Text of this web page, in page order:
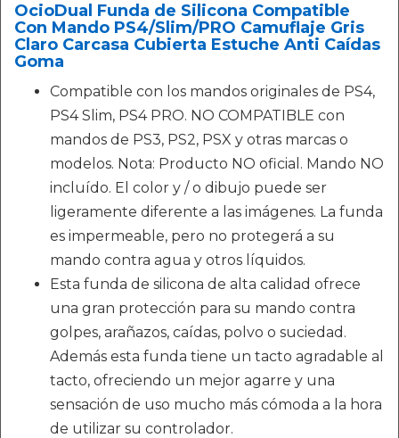
OcioDual Funda de Silicona Compatible
Con Mando PS4/Slim/PRO Camuflaje Gris
Claro Carcasa Cubierta Estuche Anti Caídas
Goma
Compatible con los mandos originales de PS4,
PS4 Slim, PS4 PRO. NO COMPATIBLE con
mandos de PS3, PS2, PSX y otras marcas o
modelos. Nota: Producto NO oficial. Mando NO
incluído. El color y / o dibujo puede ser
ligeramente diferente a las imágenes. La funda
es impermeable, pero no protegerá a su
mando contra agua y otros líquidos.
Esta funda de silicona de alta calidad ofrece
una gran protección para su mando contra
golpes, arañazos, caídas, polvo o suciedad.
Además esta funda tiene un tacto agradable al
tacto, ofreciendo un mejor agarre y una
sensación de uso mucho más cómoda a la hora
de utilizar su controlador.